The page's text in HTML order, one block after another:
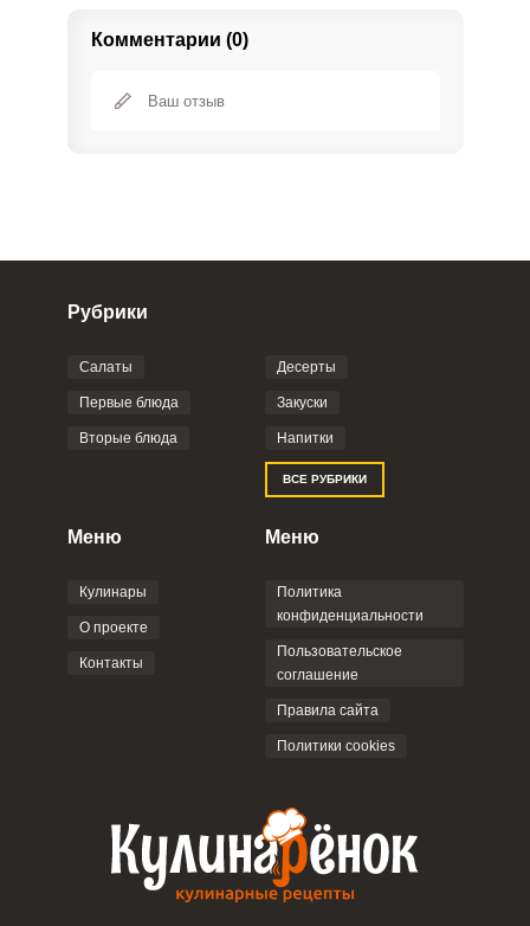
Комментарии (0)
Фото до 4 шт, до 5 mb
Отправляя эту форму, вы соглашаетесь с
Политикой
Пользовательским
соглашением
Рубрики
Салаты
Первые блюда
Вторые блюда
Десерты
Закуски
Напитки
ВСЕ РУБРИКИ
Меню
Кулинары
О проекте
Контакты
Меню
Политика
конфиденциальности
Пользовательское
соглашение
Правила сайта
Политики cookies